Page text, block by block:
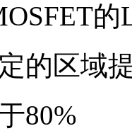
的区域
80%